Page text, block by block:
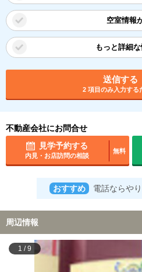
空室情報
もっと詳細
送信する
2 項目のみ入力する
不動産会社にお問合せ
見学予約する
内見・お店訪問の相談
無料
おすすめ 電話ならや
周辺情報
1 /9